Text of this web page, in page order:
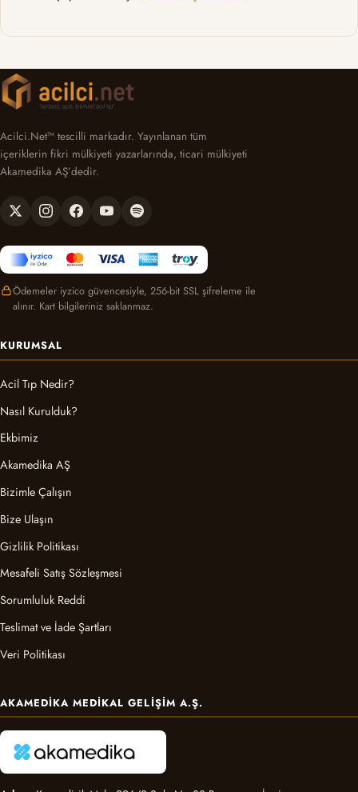
Acilci.Net™ tescilli markadır. Yayınlanan tüm
içeriklerin fikri mülkiyeti yazarlarında, ticari mülkiyeti
Akamedika AŞ’dedir.
Ödemeler iyzico güvencesiyle, 256-bit SSL şifreleme ile
alınır. Kart bilgileriniz saklanmaz.
KURUMSAL
Acil Tıp Nedir?
Nasıl Kurulduk?
Ekbimiz
Akamedika AŞ
Bizimle Çalışın
Bize Ulaşın
Gizlilik Politikası
Mesafeli Satış Sözleşmesi
Sorumluluk Reddi
Teslimat ve İade Şartları
Veri Politikası
AKAMEDIKA MEDIKAL GELIŞIM A.Ş.